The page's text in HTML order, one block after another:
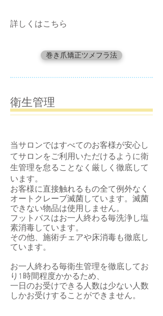
​詳しくはこちら
巻き爪矯正ツメフラ法
​衛生管理
当サロンではすべてのお客様が安心し
てサロンをご利用いただけるように衛
生管理を怠ることなく厳しく徹底して
います。
​お客様に直接触れるもの全て例外なく
オートクレーブ滅菌しています。滅菌
できない物品は使用しません。
​フットバスはお一人終わる毎洗浄し塩
素消毒しています。
その他、施術チェアや床消毒も徹底し
ています。
お一人終わる毎衛生管理を徹底してお
り1時間程度かかるため、
一日のお受けできる人数は少ない人数
しかお受けすることができません。